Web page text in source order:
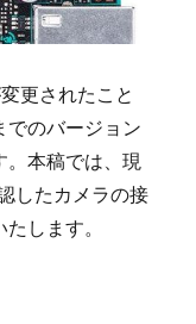
更されたこと
でのバージョン
。本稿では、現
したカメラの接
します。
カメラモジュール